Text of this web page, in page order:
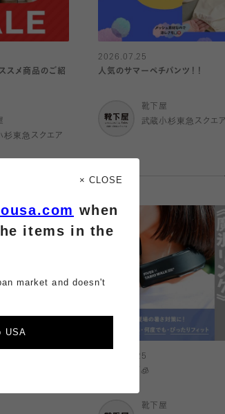
スメ商品のご紹
杉東急スクエア
2026.07.25
人気のサマーペチパンツ！！
靴下屋
武蔵小杉東急スクエア
2026.07.25
魔氷リング🧊
靴下屋
× CLOSE
when
items in the
market and doesn't
USA